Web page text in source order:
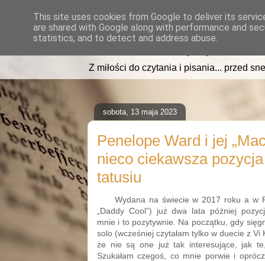
read2sleep.pl
Z miłości do czytania i pisania... przed
sobota, 13 maja 2023
Penelope Ward i jej
nieco ciekawsza
tatusiu
Wydana na świecie w 2017 roku a w
„Daddy Cool”) już dwa lata później
mnie i to pozytywnie. Na początku, gdy
solo (wcześniej czytałam tylko w duecie z Vi
że nie są one już tak interesujące, jak te,
Szukałam czegoś, co mnie porwie i
This site uses cookies from Google to deliver its
are shared with Google along with performance and
statistics, and to detect and address abuse.